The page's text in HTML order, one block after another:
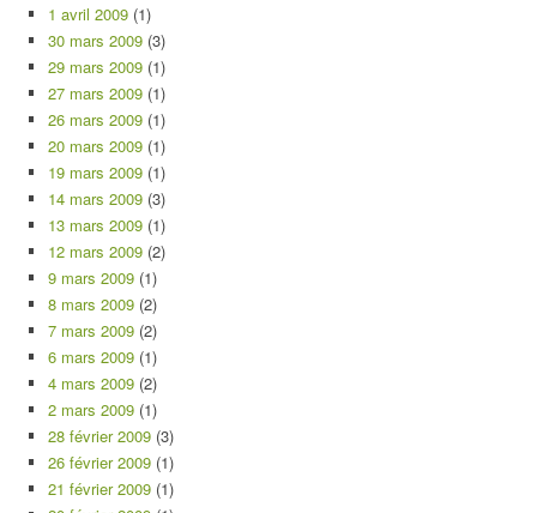
1 avril 2009 (1)
30 mars 2009 (3)
29 mars 2009 (1)
27 mars 2009 (1)
26 mars 2009 (1)
20 mars 2009 (1)
19 mars 2009 (1)
14 mars 2009 (3)
13 mars 2009 (1)
12 mars 2009 (2)
9 mars 2009 (1)
8 mars 2009 (2)
7 mars 2009 (2)
6 mars 2009 (1)
4 mars 2009 (2)
2 mars 2009 (1)
28 février 2009 (3)
26 février 2009 (1)
21 février 2009 (1)